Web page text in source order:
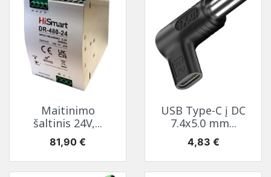
Maitinimo
šaltinis 24V,...
Kaina
81,90 €
USB Type-C į DC
7.4x5.0 mm...
Kaina
4,83 €